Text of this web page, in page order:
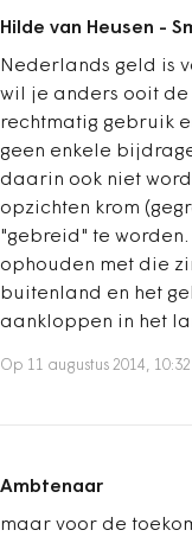
Hilde van Heusen -
Nederlands geld is
wil je anders ooit
rechtmatig gebruik
geen enkele
daarin ook niet
opzichten krom
"gebreid" te worden.
ophouden met die
buitenland en het
aankloppen in het
Op 11 augustus 2014, 10:32
Ambtenaar
maar voor de